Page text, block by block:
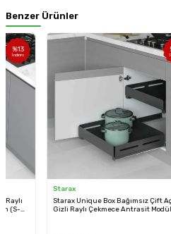
Benzer Ürünler
%13
İndirim
Starax Unique Box Bağımsız Çift Açılım
Gizli Raylı Çekmece Antrasit Modül